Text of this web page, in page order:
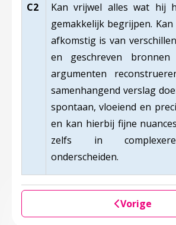
C2
Kan vrijwel alles wat hij
gemakkelijk begrijpen.
afkomstig is van
en geschreven bronnen
argumenten
samenhangend verslag
spontaan, vloeiend en
en kan hierbij fijne
zelfs in
onderscheiden.
Vorige